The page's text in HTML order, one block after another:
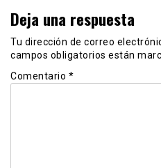
Deja una respuesta
Tu dirección de correo
campos obligatorios están
Comentario *